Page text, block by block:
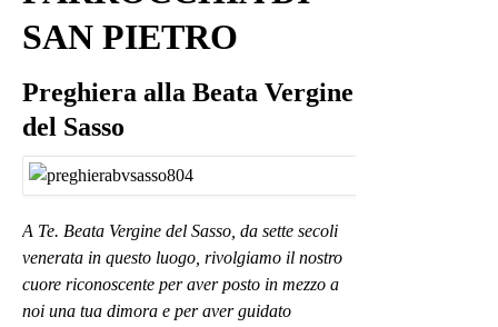
SAN PIETRO
Preghiera alla Beata Vergine
del Sasso
A Te. Beata Vergine del Sasso, da sette secoli
venerata in questo luogo, rivolgiamo il nostro
cuore riconoscente per aver posto in mezzo a
noi una tua dimora e per aver guidato